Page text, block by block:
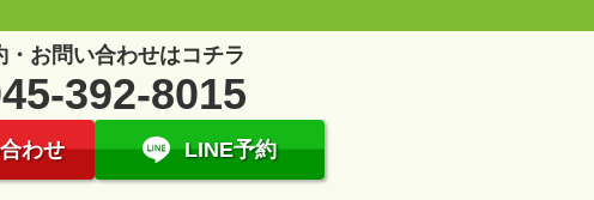
・お問い合わせはコチラ
392-8015
わせ LINE予約